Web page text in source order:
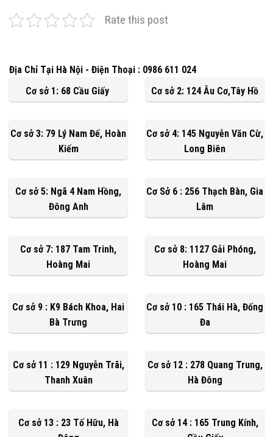
Rate this post
Địa Chỉ Tại Hà Nội - Điện Thoại : 0986 611 024
Cơ sở 1: 68 Cầu Giấy
Cơ sở 2: 124 Âu Cơ,Tây Hồ
Cơ sở 3: 79 Lý Nam Đế, Hoàn
Kiếm
Cơ sở 4: 145 Nguyễn Văn Cừ,
Long Biên
Cơ sở 5: Ngã 4 Nam Hồng,
Đông Anh
Cơ Sở 6 : 256 Thạch Bàn, Gia
Lâm
Cơ sở 7: 187 Tam Trinh,
Hoàng Mai
Cơ sở 8: 1127 Gải Phóng,
Hoàng Mai
Cơ sở 9 : K9 Bách Khoa, Hai
Bà Trưng
Cơ sở 10 : 165 Thái Hà, Đống
Đa
Cơ sở 11 : 129 Nguyễn Trãi,
Thanh Xuân
Cơ sở 12 : 278 Quang Trung,
Hà Đông
Cơ sở 13 : 23 Tố Hữu, Hà
Cơ sở 14 : 165 Trung Kính,